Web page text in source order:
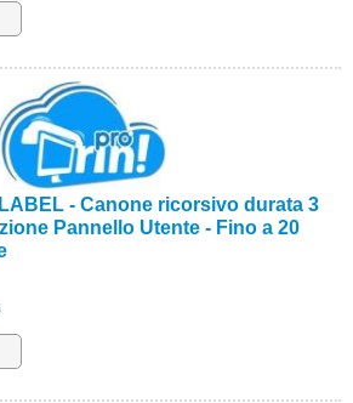
- Canone ricorsivo durata 3
Pannello Utente - Fino a 20